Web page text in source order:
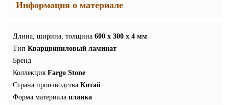
Информация о материале
Длина, ширина, толщина 600 x 300 x 4 мм
Тип Кварцвиниловый ламинат
Бренд
Коллекция Fargo Stone
Страна производства Китай
Форма материала планка